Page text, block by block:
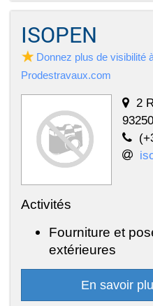
ISOPEN
Donnez plus de visibilité
Prodestravaux.com
2
Activités
Fourniture et
extérieures
En savoir